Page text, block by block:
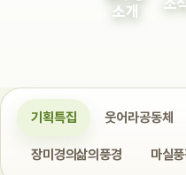
소개
소
기획특집 웃어라공동체
장미경의삶의풍경 마실